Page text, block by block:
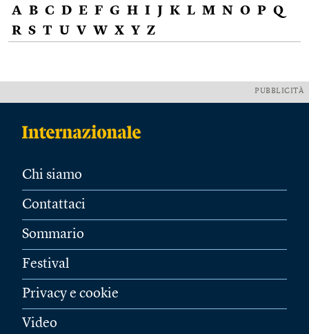
A B C D E F G H I J K L M N O P Q
R S T U V W X Y Z
PUBBLICITÀ
Chi siamo
Contattaci
Sommario
Festival
Privacy e cookie
Video